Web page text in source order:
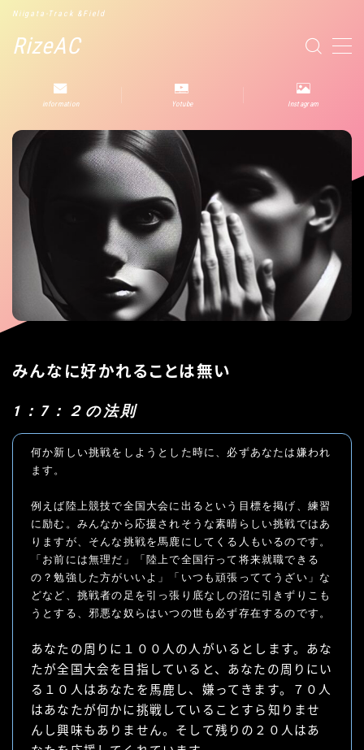
RizeAC
Niigata-Track &Field
MENU
information Yotube Instagram
みんなに好かれることは無い
1：7：２の法則
何か新しい挑戦をしようとした時に、必ずあなたは嫌われ
ます。
例えば陸上競技で全国大会に出るという目標を掲げ、練習
に励む。みんなから応援されそうな素晴らしい挑戦ではあ
りますが、そんな挑戦を馬鹿にしてくる人もいるのです。
「お前には無理だ」「陸上で全国行って将来就職できる
の？勉強した方がいいよ」「いつも頑張っててうざい」な
どなど、挑戦者の足を引っ張り底なしの沼に引きずりこも
うとする、邪悪な奴らはいつの世も必ず存在するのです。
あなたの周りに１００人の人がいるとします。あな
たが全国大会を目指していると、あなたの周りにい
る１０人はあなたを馬鹿し、嫌ってきます。７０人
はあなたが何かに挑戦していることすら知りませ
んし興味もありません。そして残りの２０人はあ